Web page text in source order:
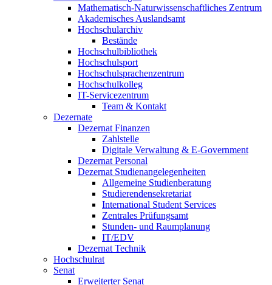
Mathematisch-Naturwissenschaftliches Zentrum
Akademisches Auslandsamt
Hochschularchiv
Bestände
Hochschulbibliothek
Hochschulsport
Hochschulsprachenzentrum
Hochschulkolleg
IT-Servicezentrum
Team & Kontakt
Dezernate
Dezernat Finanzen
Zahlstelle
Digitale Verwaltung & E-Government
Dezernat Personal
Dezernat Studienangelegenheiten
Allgemeine Studienberatung
Studierendensekretariat
International Student Services
Zentrales Prüfungsamt
Stunden- und Raumplanung
IT/EDV
Dezernat Technik
Hochschulrat
Senat
Erweiterter Senat